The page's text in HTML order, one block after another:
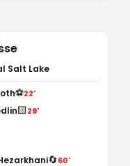
Salt Lake
⚽22'
🟨29'
🔄60'